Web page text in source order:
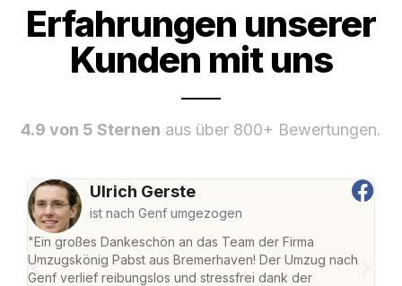
Erfahrungen unserer
Kunden mit uns
4.9 von 5 Sternen aus über 800+ Bewertungen.
Ulrich Gerste
ist nach Genf umgezogen
"Ein großes Dankeschön an das Team der Firma
Umzugskönig Pabst aus Bremerhaven! Der Umzug nach
Genf verlief reibungslos und stressfrei dank der